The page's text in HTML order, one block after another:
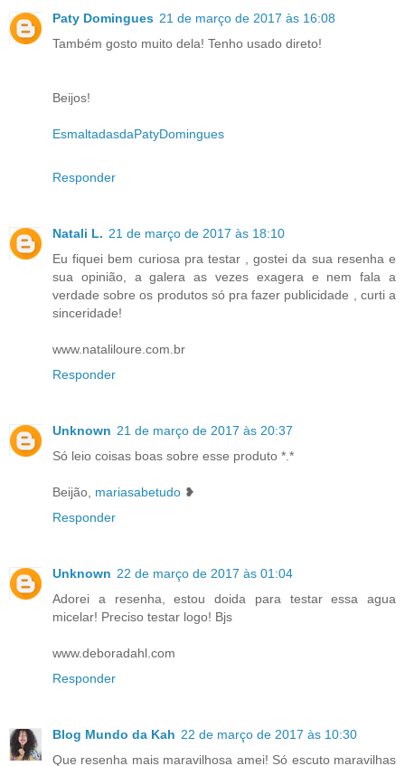
Paty Domingues 21 de março de 2017 às 16:08
Também gosto muito dela! Tenho usado direto!
Beijos!
EsmaltadasdaPatyDomingues
Responder
Natali L. 21 de março de 2017 às 18:10
Eu fiquei bem curiosa pra testar , gostei da sua resenha e
sua opinião, a galera as vezes exagera e nem fala a
verdade sobre os produtos só pra fazer publicidade , curti a
sinceridade!
www.nataliloure.com.br
Responder
Unknown 21 de março de 2017 às 20:37
Só leio coisas boas sobre esse produto *.*
Beijão, mariasabetudo ❥
Responder
Unknown 22 de março de 2017 às 01:04
Adorei a resenha, estou doida para testar essa agua
micelar! Preciso testar logo! Bjs
www.deboradahl.com
Responder
Blog Mundo da Kah 22 de março de 2017 às 10:30
Que resenha mais maravilhosa amei! Só escuto maravilhas